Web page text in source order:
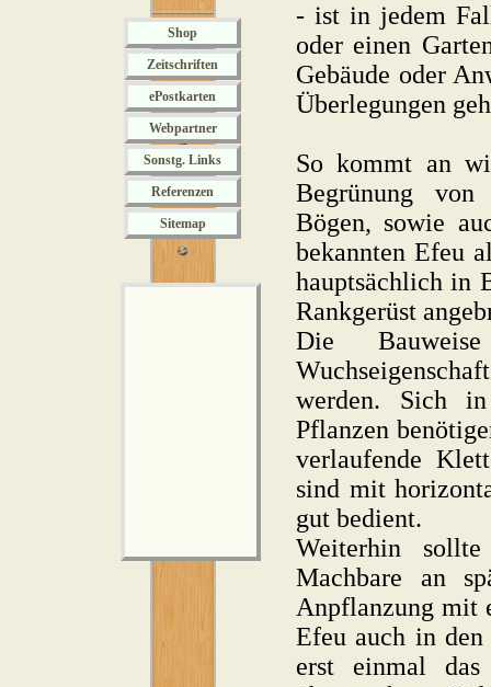
Shop
Zeitschriften
ePostkarten
Webpartner
Sonstg. Links
Referenzen
Sitemap
- ist in jedem
oder einen
Gebäude oder
Überlegungen
So kommt an
Begrünung von
Bögen, sowie
bekannten Efeu
hauptsächlich in
Rankgerüst
Die
werden. Sich
Pflanzen
verlaufende
sind mit
gut bedient.
Weiterhin
Machbare an
Anpflanzung mit
Efeu auch in den
erst einmal